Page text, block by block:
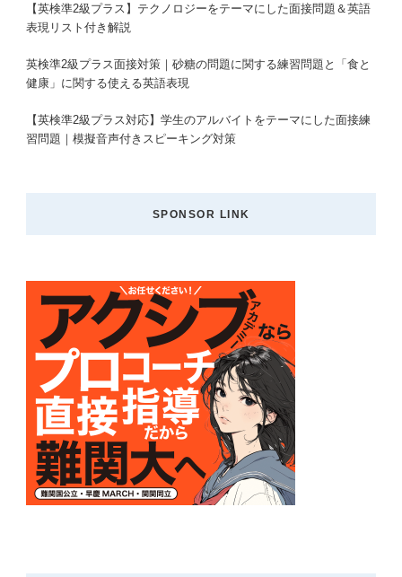
【英検準2級プラス】テクノロジーをテーマにした面接問題＆英語
表現リスト付き解説
英検準2級プラス面接対策｜砂糖の問題に関する練習問題と「食と
健康」に関する使える英語表現
【英検準2級プラス対応】学生のアルバイトをテーマにした面接練
習問題｜模擬音声付きスピーキング対策
SPONSOR LINK